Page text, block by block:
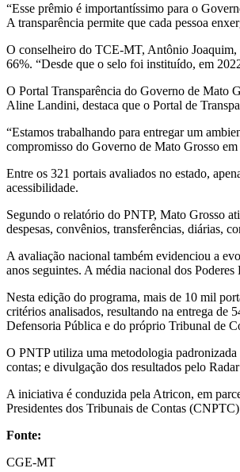
“Esse prêmio é importantíssimo para o
A transparência permite que cada pessoa
O conselheiro do TCE-MT, Antônio Joaquim,
66%. “Desde que o selo foi instituído, em
O Portal Transparência do Governo de Mato
Aline Landini, destaca que o Portal de
“Estamos trabalhando para entregar um
compromisso do Governo de Mato Grosso
Entre os 321 portais avaliados no estado,
acessibilidade.
Segundo o relatório do PNTP, Mato Grosso
despesas, convênios, transferências, diárias,
A avaliação nacional também evidenciou a
anos seguintes. A média nacional dos
Nesta edição do programa, mais de 10 mil
critérios analisados, resultando na entrega
Defensoria Pública e do próprio Tribunal de
O PNTP utiliza uma metodologia padronizada
contas; e divulgação dos resultados pelo
A iniciativa é conduzida pela Atricon, em
Presidentes dos Tribunais de Contas
Fonte:
CGE-MT